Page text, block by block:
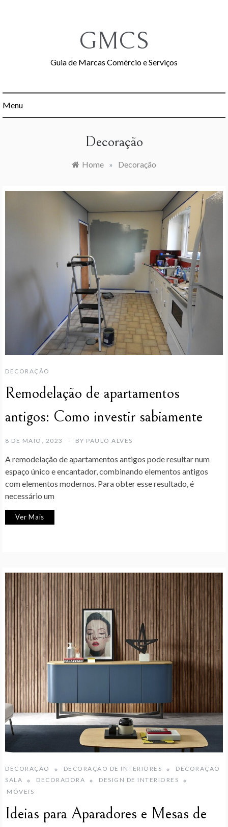
GMCS
Guia de Marcas Comércio e Serviços
Menu
Decoração
Home » Decoração
DECORAÇÃO
Remodelação de apartamentos
antigos: Como investir sabiamente
8 DE MAIO, 2023 BY PAULO ALVES
A remodelação de apartamentos antigos pode resultar num
espaço único e encantador, combinando elementos antigos
com elementos modernos. Para obter esse resultado, é
necessário um
Ver Mais
DECORAÇÃO DECORAÇÃO DE INTERIORES
DECORAÇÃO
SALA
DECORADORA
DESIGN DE INTERIORES
MÓVEIS
Ideias para Aparadores e Mesas de